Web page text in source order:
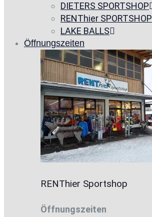
DIETERS SPORTSHOP
RENThier SPORTSHOP
LAKE BALLS
Öffnungszeiten
RENThier Sportshop
Öffnungszeiten